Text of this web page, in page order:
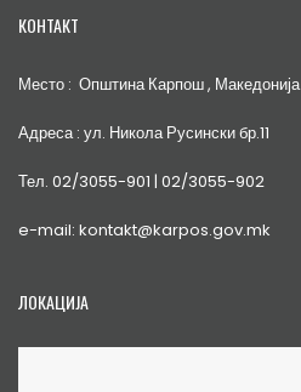
КОНТАКТ
Место : Општина Карпош , Македонија
Адреса : ул. Никола Русински бр.11
Тел. 02/3055-901 | 02/3055-902
e-mail: kontakt@karpos.gov.mk
ЛОКАЦИЈА